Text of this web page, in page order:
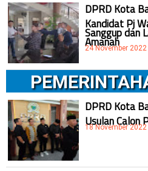
DPRD Kota
Kandidat Pj
Sanggup dan
Amanah
24 November 2022
DPRD Kota
Usulan Calon
18 November 2022